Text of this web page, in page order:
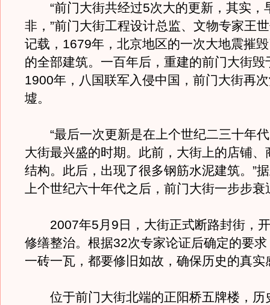
“前门大街共经过5次大的更新，其实，
非，”前门大街工程设计总监、文物专家王
记载，1679年，北京地区的一次大地震摧
的全部建筑。一百年后，重建的前门大街毁
1900年，八国联军入侵中国，前门大街再
墟。
“最后一次更新是在上个世纪二三十年代
大街最兴盛的时期。此前，大街上的店铺、
结构。此后，出现了很多钢筋水泥建筑。”
上个世纪六十年代之后，前门大街一步步衰
2007年5月9日，大街正式断路封街，
修缮整治。根据32次专家论证后确定的要
一砖一瓦，都要修旧如故，确保历史的真实
位于前门大街北端的正阳桥五牌楼，历